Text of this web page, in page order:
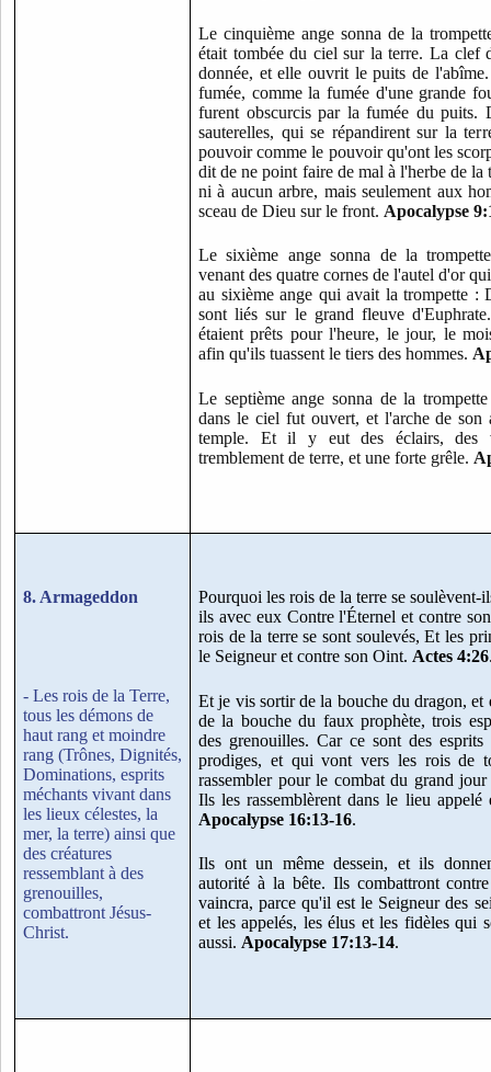
Le cinquième ange sonna de la
était tombée du ciel sur la terre. La clef
donnée, et elle ouvrit le puits de
fumée, comme la fumée d'une grande
furent obscurcis par la fumée du puits.
sauterelles, qui se répandirent sur la
pouvoir comme le pouvoir qu'ont les
dit de ne point faire de mal à l'herbe de la
ni à aucun arbre, mais seulement aux
sceau de Dieu sur le front. Apocalypse
Le sixième ange sonna de la
venant des quatre cornes de l'autel d'or
au sixième ange qui avait la trompette :
sont liés sur le grand fleuve
étaient prêts pour l'heure, le jour, le
afin qu'ils tuassent le tiers des hommes.
Le septième ange sonna de la
dans le ciel fut ouvert, et l'arche de son
temple. Et il y eut des éclairs, des
tremblement de terre, et une forte grêle.
8. Armageddon
- Les rois de la Terre,
tous les démons de
haut rang et moindre
rang (Trônes, Dignités,
Dominations, esprits
méchants vivant dans
les lieux célestes, la
mer, la terre) ainsi que
des créatures
ressemblant à des
grenouilles,
combattront Jésus-
Christ.
Pourquoi les rois de la terre se soulèvent-
ils avec eux Contre l'Éternel et contre
rois de la terre se sont soulevés, Et les
le Seigneur et contre son Oint. Actes 4:26
Et je vis sortir de la bouche du dragon, et
de la bouche du faux prophète, trois
des grenouilles. Car ce sont des
prodiges, et qui vont vers les rois de
rassembler pour le combat du grand
Ils les rassemblèrent dans le lieu appelé
Apocalypse 16:13-16.
Ils ont un même dessein, et ils
autorité à la bête. Ils combattront
vaincra, parce qu'il est le Seigneur des
et les appelés, les élus et les fidèles qui
aussi. Apocalypse 17:13-14.